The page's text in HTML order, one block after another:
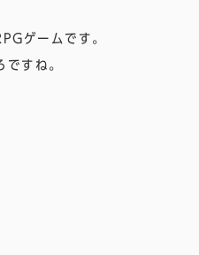
ゲームです。
すね。